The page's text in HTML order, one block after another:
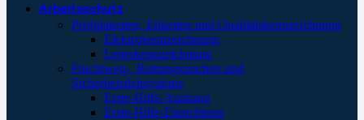
Arbeitsschutz
Prüfplaketten, Etiketten und Qualitätskennzeichnung
Elektrokennzeichnung
Leiterkennzeichnung
Fluchtweg-, Rettungszeichen und
Sicherheistleitsysteme
Erste-Hilfe-Aushang
Erste-Hilfe-Einrichtung